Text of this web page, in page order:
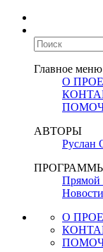
Главное меню
О
АВТОРЫ
Руслан
О